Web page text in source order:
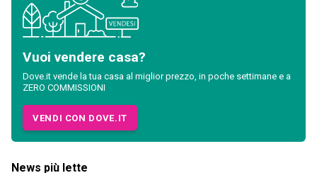
Vuoi vendere casa?
Dove.it vende la tua casa al miglior prezzo, in poche settimane e a
ZERO COMMISSIONI
VENDI CON DOVE.IT
News più lette